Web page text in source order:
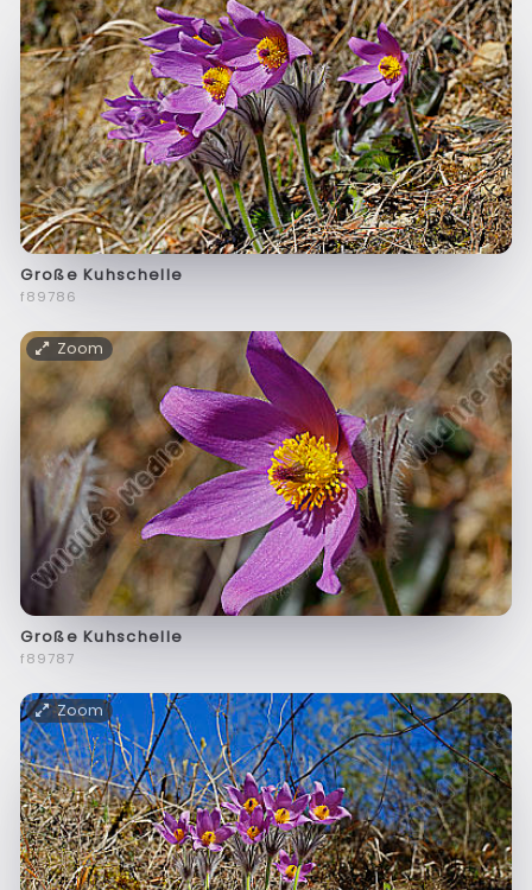
Große Kuhschelle
f89786
Zoom
Große Kuhschelle
f89787
Zoom